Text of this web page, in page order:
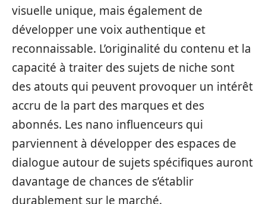
visuelle unique, mais également de
développer une voix authentique et
reconnaissable. L’originalité du contenu et la
capacité à traiter des sujets de niche sont
des atouts qui peuvent provoquer un intérêt
accru de la part des marques et des
abonnés. Les nano influenceurs qui
parviennent à développer des espaces de
dialogue autour de sujets spécifiques auront
davantage de chances de s’établir
durablement sur le marché.